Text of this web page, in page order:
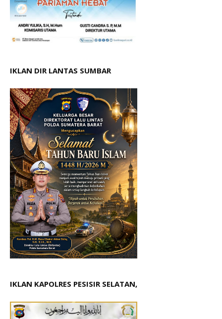
IKLAN DIR LANTAS SUMBAR
IKLAN KAPOLRES PESISIR SELATAN,